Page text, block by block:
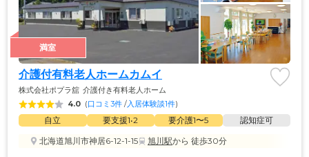
満室
介護付有料老人ホームカムイ
株式会社ポプラ舘 介護付き有料老人ホーム
4.0 (口コミ3件 /入居体験談1件)
自立 要支援1•2 要介護1〜5
認知症可
北海道旭川市神居6-12-1-15
旭川駅から 徒歩30分